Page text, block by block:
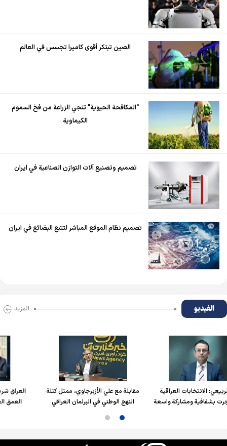
الصين تبتكر أقوى كاميرا تجسس في العالم
"المكافحة الحيوية" تنجي الزراعة من فخ السموم
الكيماوية
تصميم وتصنيع آلات التوازن الصناعية في ايران
تصميم نظام الموقع المباشر لتتبع البضائع في ايران
الفیدیو المزید
العراقية
واسعة
مقابلة مع علي الأزبرجاوي، ممثل كتلة
النهج الوطني في البرلمان العراقي
العراق شريك استراتيجي
العمق العربي والإسلامي